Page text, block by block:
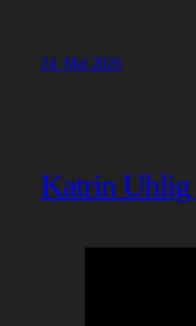
24. Mai 2026
Katrin